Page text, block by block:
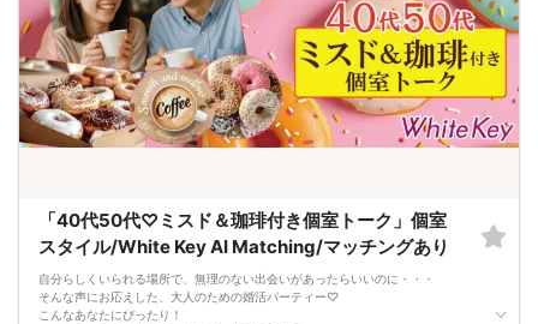
「40代50代♡ミスド＆珈琲付き個室トーク」個室
スタイル/White Key AI Matching/マッチングあり
自分らしくいられる場所で、無理のない出会いがあったらいいのに・・・
そんな声にお応えした、大人のための婚活パーティー♡
こんなあなたにぴったり！